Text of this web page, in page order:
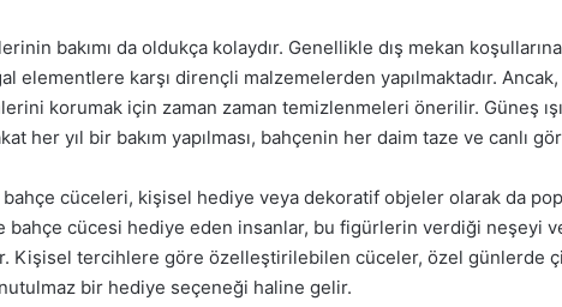
bakımı da oldukça kolaydır. Genellikle dış mekan
elementlere karşı dirençli malzemelerden yapılmaktadır.
korumak için zaman zaman temizlenmeleri önerilir. Güneş
her yıl bir bakım yapılması, bahçenin her daim taze ve canlı
bahçe cüceleri, kişisel hediye veya dekoratif objeler olarak da
bahçe cücesi hediye eden insanlar, bu figürlerin verdiği neşeyi
Kişisel tercihlere göre özelleştirilebilen cüceler, özel günlerde
bir hediye seçeneği haline gelir.